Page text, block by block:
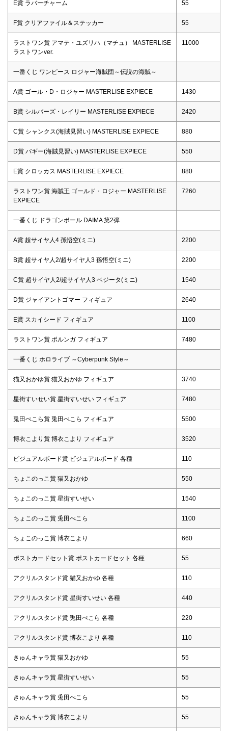
E賞 ラバーチャーム 55
F賞 クリアファイル＆ステッカー 55
ラストワン賞 アマテ・ユズリハ（マチュ） MASTERLISE
ラストワンver.
11000
一番くじ ワンピース ロジャー海賊団～伝説の海賊～
A賞 ゴール・D・ロジャー MASTERLISE EXPIECE 1430
B賞 シルバーズ・レイリー MASTERLISE EXPIECE 2420
C賞 シャンクス(海賊見習い) MASTERLISE EXPIECE 880
D賞 バギー(海賊見習い) MASTERLISE EXPIECE 550
E賞 クロッカス MASTERLISE EXPIECE 880
ラストワン賞 海賊王 ゴールド・ロジャー MASTERLISE
EXPIECE
7260
一番くじ ドラゴンボール DAIMA 第2弾
A賞 超サイヤ人4 孫悟空(ミニ) 2200
B賞 超サイヤ人2/超サイヤ人3 孫悟空(ミニ) 2200
C賞 超サイヤ人2/超サイヤ人3 ベジータ(ミニ) 1540
D賞 ジャイアントゴマー フィギュア 2640
E賞 スカイシード フィギュア 1100
ラストワン賞 ポルンガ フィギュア 7480
一番くじ ホロライブ ～Cyberpunk Style～
猫又おかゆ賞 猫又おかゆ フィギュア 3740
星街すいせい賞 星街すいせい フィギュア 7480
兎田ぺこら賞 兎田ぺこら フィギュア 5500
博衣こより賞 博衣こより フィギュア 3520
ビジュアルボード賞 ビジュアルボード 各種 110
ちょこのっこ賞 猫又おかゆ 550
ちょこのっこ賞 星街すいせい 1540
ちょこのっこ賞 兎田ぺこら 1100
ちょこのっこ賞 博衣こより 660
ポストカードセット賞 ポストカードセット 各種 55
アクリルスタンド賞 猫又おかゆ 各種 110
アクリルスタンド賞 星街すいせい 各種 440
アクリルスタンド賞 兎田ぺこら 各種 220
アクリルスタンド賞 博衣こより 各種 110
きゅんキャラ賞 猫又おかゆ 55
きゅんキャラ賞 星街すいせい 55
きゅんキャラ賞 兎田ぺこら 55
きゅんキャラ賞 博衣こより 55